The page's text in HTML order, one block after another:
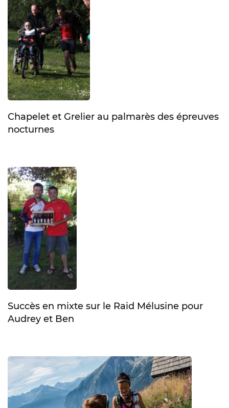
Chapelet et Grelier au palmarès des épreuves
nocturnes
Succès en mixte sur le Raid Mélusine pour
Audrey et Ben